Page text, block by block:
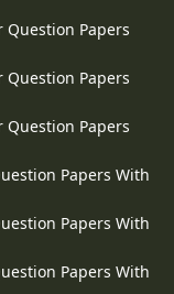
Question Papers
Question Papers
Question Papers
Papers With
Papers With
Papers With